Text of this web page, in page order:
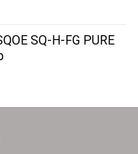
SQ-H-FG PURE